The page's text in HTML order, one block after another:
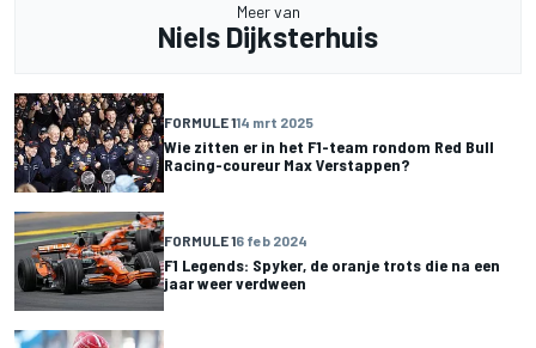
Meer van
Niels Dijksterhuis
FORMULE 114 mrt 2025
Wie zitten er in het F1-team rondom Red Bull
Racing-coureur Max Verstappen?
FORMULE 16 feb 2024
F1 Legends: Spyker, de oranje trots die na een
jaar weer verdween